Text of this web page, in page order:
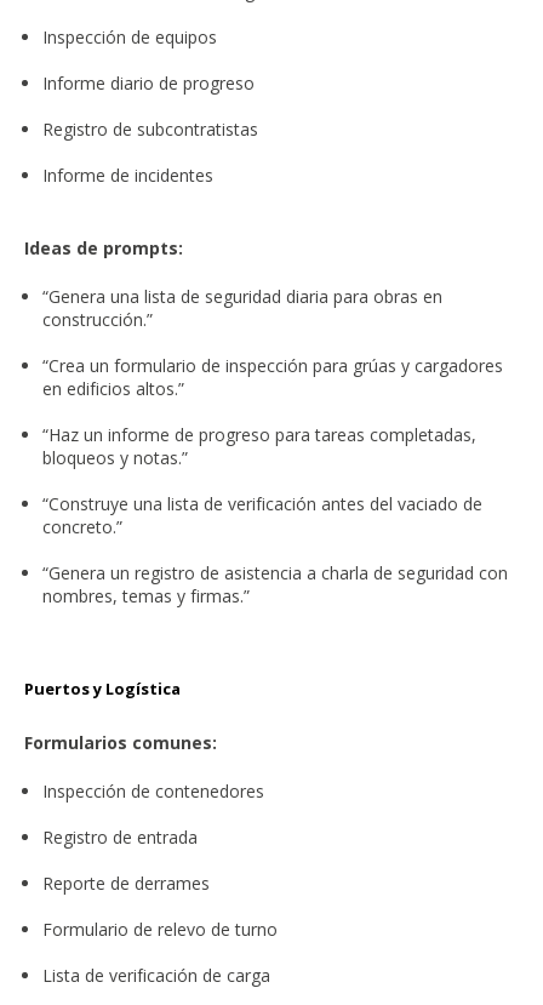
Inspección de equipos
Informe diario de progreso
Registro de subcontratistas
Informe de incidentes
Ideas de prompts:
“Genera una lista de seguridad diaria para obras en
construcción.”
“Crea un formulario de inspección para grúas y cargadores
en edificios altos.”
“Haz un informe de progreso para tareas completadas,
bloqueos y notas.”
“Construye una lista de verificación antes del vaciado de
concreto.”
“Genera un registro de asistencia a charla de seguridad con
nombres, temas y firmas.”
Puertos y Logística
Formularios comunes:
Inspección de contenedores
Registro de entrada
Reporte de derrames
Formulario de relevo de turno
Lista de verificación de carga